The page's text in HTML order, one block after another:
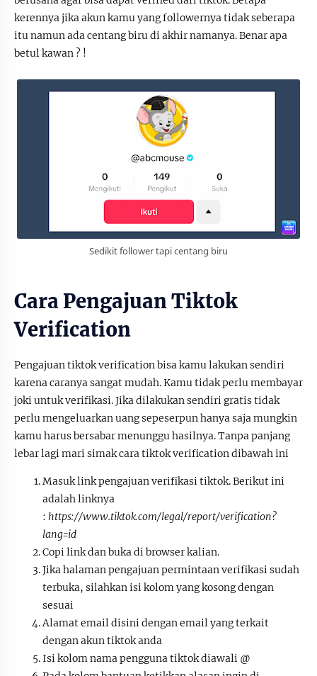
kerennya jika akun kamu yang followernya tidak seberapa
itu namun ada centang biru di akhir namanya. Benar apa
betul kawan ? !
Sedikit follower tapi centang biru
Cara Pengajuan Tiktok
Verification
Pengajuan tiktok verification bisa kamu lakukan sendiri
karena caranya sangat mudah. Kamu tidak perlu membayar
joki untuk verifikasi. Jika dilakukan sendiri gratis tidak
perlu mengeluarkan uang sepeserpun hanya saja mungkin
kamu harus bersabar menunggu hasilnya. Tanpa panjang
lebar lagi mari simak cara tiktok verification dibawah ini
Masuk link pengajuan verifikasi tiktok. Berikut ini
adalah linknya
: https://www.tiktok.com/legal/report/verification?
lang=id
Copi link dan buka di browser kalian.
Jika halaman pengajuan permintaan verifikasi sudah
terbuka, silahkan isi kolom yang kosong dengan
sesuai
Alamat email disini dengan email yang terkait
dengan akun tiktok anda
Isi kolom nama pengguna tiktok diawali @